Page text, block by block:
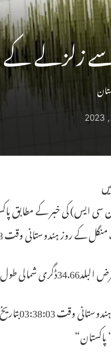
وقت 3:38بجے صبح کے وقت زلزلہ پیش آیا۔